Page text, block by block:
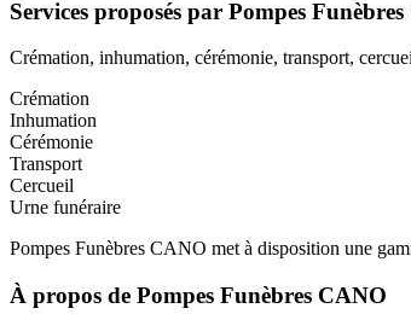
Services proposés par Pompes
Crémation, inhumation, cérémonie, transport,
Crémation
Inhumation
Cérémonie
Transport
Cercueil
Urne funéraire
Pompes Funèbres CANO met à disposition une
À propos de Pompes Funèbres CANO